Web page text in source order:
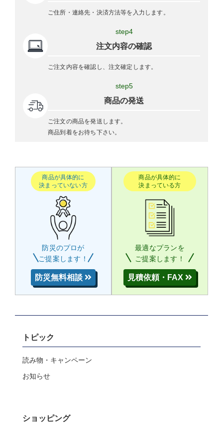
ご住所・連絡先・決済方法等を入力します。
step4
注文内容の確認
ご注文内容を確認し、注文確定します。
step5
商品の発送
ご注文の商品を発送します。
商品到着をお待ち下さい。
商品が具体的に
決まっていない方
防災のプロが
ご提案します！
防災無料相談
商品が具体的に
決まっている方
最適なプランを
ご提案します！
見積依頼・FAX
トピック
読み物・キャンペーン
お知らせ
ショッピング